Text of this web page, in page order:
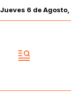
Jueves 6 deAgosto